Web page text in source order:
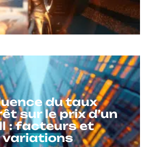
du taux
sur le prix d’un
: facteurs et
variations